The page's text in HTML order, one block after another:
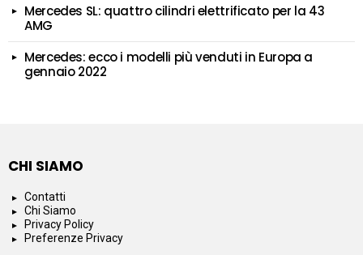
Mercedes SL: quattro cilindri elettrificato per la 43
AMG
Mercedes: ecco i modelli più venduti in Europa a
gennaio 2022
CHI SIAMO
Contatti
Chi Siamo
Privacy Policy
Preferenze Privacy